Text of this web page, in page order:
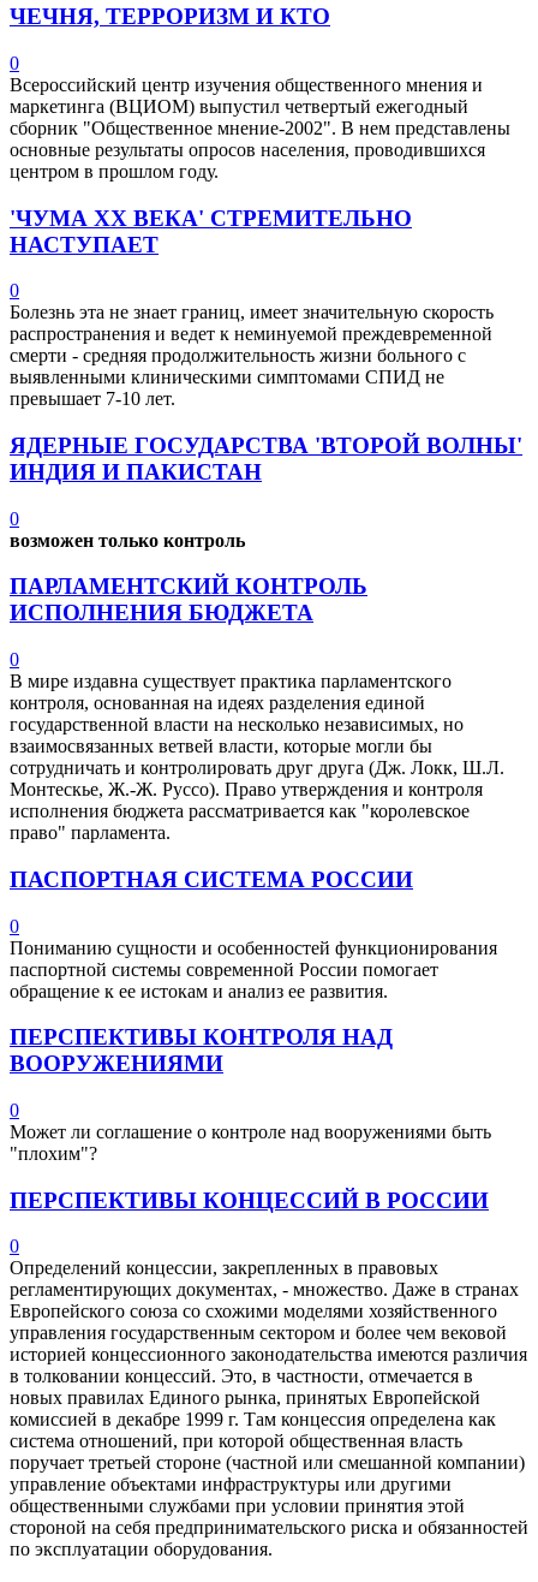
ЧЕЧНЯ, ТЕРРОРИЗМ И КТО
0
Всероссийский центр изучения общественного мнения и
маркетинга (ВЦИОМ) выпустил четвертый ежегодный
сборник "Общественное мнение-2002". В нем представлены
основные результаты опросов населения, проводившихся
центром в прошлом году.
'ЧУМА ХХ ВЕКА' СТРЕМИТЕЛЬНО
НАСТУПАЕТ
0
Болезнь эта не знает границ, имеет значительную скорость
распространения и ведет к неминуемой преждевременной
смерти - средняя продолжительность жизни больного с
выявленными клиническими симптомами СПИД не
превышает 7-10 лет.
ЯДЕРНЫЕ ГОСУДАРСТВА 'ВТОРОЙ ВОЛНЫ'
ИНДИЯ И ПАКИСТАН
0
возможен только контроль
ПАРЛАМЕНТСКИЙ КОНТРОЛЬ
ИСПОЛНЕНИЯ БЮДЖЕТА
0
В мире издавна существует практика парламентского
контроля, основанная на идеях разделения единой
государственной власти на несколько независимых, но
взаимосвязанных ветвей власти, которые могли бы
сотрудничать и контролировать друг друга (Дж. Локк, Ш.Л.
Монтескье, Ж.-Ж. Руссо). Право утверждения и контроля
исполнения бюджета рассматривается как "королевское
право" парламента.
ПАСПОРТНАЯ СИСТЕМА РОССИИ
0
Пониманию сущности и особенностей функционирования
паспортной системы современной России помогает
обращение к ее истокам и анализ ее развития.
ПЕРСПЕКТИВЫ КОНТРОЛЯ НАД
ВООРУЖЕНИЯМИ
0
Может ли соглашение о контроле над вооружениями быть
"плохим"?
ПЕРСПЕКТИВЫ КОНЦЕССИЙ В РОССИИ
0
Определений концессии, закрепленных в правовых
регламентирующих документах, - множество. Даже в странах
Европейского союза со схожими моделями хозяйственного
управления государственным сектором и более чем вековой
историей концессионного законодательства имеются различия
в толковании концессий. Это, в частности, отмечается в
новых правилах Единого рынка, принятых Европейской
комиссией в декабре 1999 г. Там концессия определена как
система отношений, при которой общественная власть
поручает третьей стороне (частной или смешанной компании)
управление объектами инфраструктуры или другими
общественными службами при условии принятия этой
стороной на себя предпринимательского риска и обязанностей
по эксплуатации оборудования.